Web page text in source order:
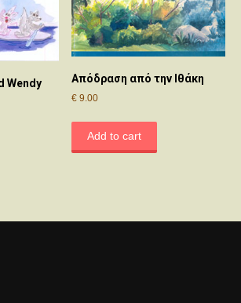
Wendy Απόδραση από την Ιθάκη
€ 9.00
Add to cart